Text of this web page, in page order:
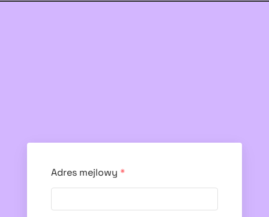
Adres mejlowy *